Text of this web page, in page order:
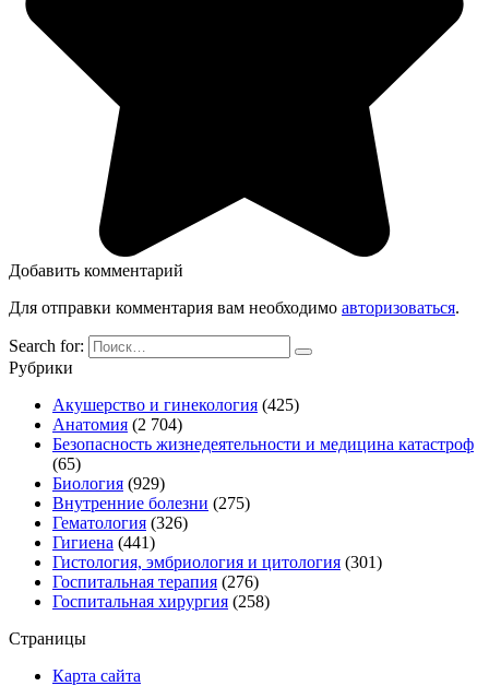
Добавить комментарий
Для отправки комментария вам необходимо авторизоваться.
Search for:
Рубрики
Акушерство и гинекология (425)
Анатомия (2 704)
Безопасность жизнедеятельности и медицина катастроф
(65)
Биология (929)
Внутренние болезни (275)
Гематология (326)
Гигиена (441)
Гистология, эмбриология и цитология (301)
Госпитальная терапия (276)
Госпитальная хирургия (258)
Страницы
Карта сайта